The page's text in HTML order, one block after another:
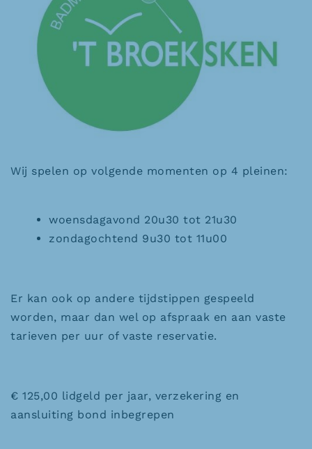
Wij spelen op volgende momenten op 4 pleinen:
woensdagavond 20u30 tot 21u30
zondagochtend 9u30 tot 11u00
Er kan ook op andere tijdstippen gespeeld
worden, maar dan wel op afspraak en aan vaste
tarieven per uur of vaste reservatie.
€ 125,00 lidgeld per jaar, verzekering en
aansluiting bond inbegrepen